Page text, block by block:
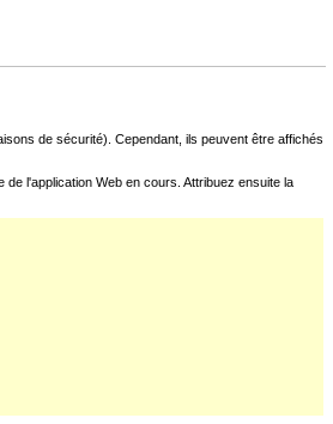
de sécurité). Cependant, ils peuvent être affichés
l'application Web en cours. Attribuez ensuite la